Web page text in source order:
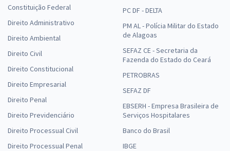
Constituição Federal
Direito Administrativo
Direito Ambiental
Direito Civil
Direito Constitucional
Direito Empresarial
Direito Penal
Direito Previdenciário
Direito Processual Civil
Direito Processual Penal
PC DF - DELTA
PM AL - Polícia Militar do Estado
de Alagoas
SEFAZ CE - Secretaria da
Fazenda do Estado do Ceará
PETROBRAS
SEFAZ DF
EBSERH - Empresa Brasileira de
Serviços Hospitalares
Banco do Brasil
IBGE